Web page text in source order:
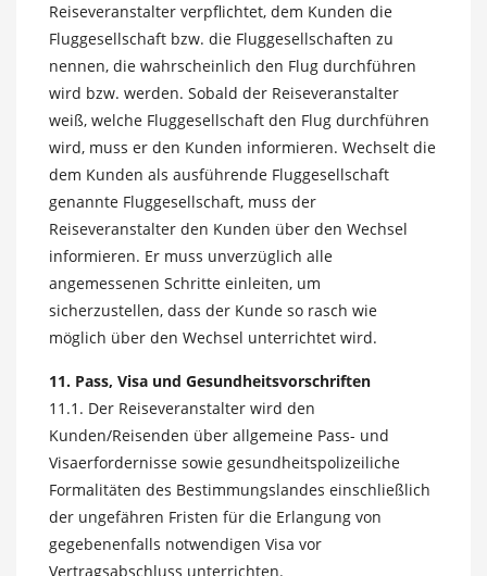
Reiseveranstalter verpflichtet, dem Kunden die
Fluggesellschaft bzw. die Fluggesellschaften zu
nennen, die wahrscheinlich den Flug durchführen
wird bzw. werden. Sobald der Reiseveranstalter
weiß, welche Fluggesellschaft den Flug durchführen
wird, muss er den Kunden informieren. Wechselt die
dem Kunden als ausführende Fluggesellschaft
genannte Fluggesellschaft, muss der
Reiseveranstalter den Kunden über den Wechsel
informieren. Er muss unverzüglich alle
angemessenen Schritte einleiten, um
sicherzustellen, dass der Kunde so rasch wie
möglich über den Wechsel unterrichtet wird.
11. Pass, Visa und Gesundheitsvorschriften
11.1. Der Reiseveranstalter wird den
Kunden/Reisenden über allgemeine Pass- und
Visaerfordernisse sowie gesundheitspolizeiliche
Formalitäten des Bestimmungslandes einschließlich
der ungefähren Fristen für die Erlangung von
gegebenenfalls notwendigen Visa vor
Vertragsabschluss unterrichten.